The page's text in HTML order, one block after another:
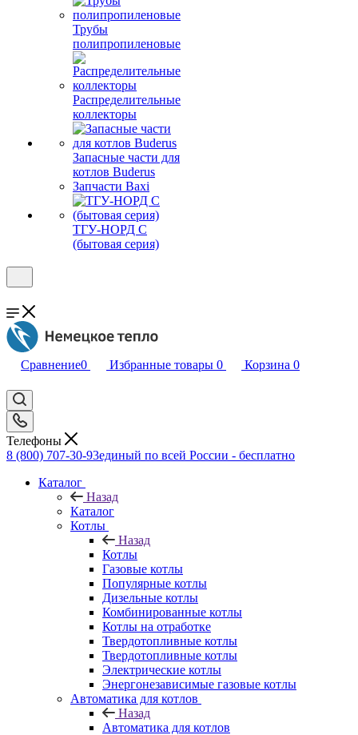
Трубы
полипропиленовые
Распределительные
коллекторы
Запасные части для
котлов Buderus
Запчасти Baxi
ТГУ-НОРД С
(бытовая серия)
Сравнение0 Избранные товары 0 Корзина 0
Телефоны
8 (800) 707-30-93единый по всей России - бесплатно
Каталог
Назад
Каталог
Котлы
Назад
Котлы
Газовые котлы
Популярные котлы
Дизельные котлы
Комбинированные котлы
Котлы на отработке
Твердотопливные котлы
Твердотопливные котлы
Электрические котлы
Энергонезависимые газовые котлы
Автоматика для котлов
Назад
Автоматика для котлов